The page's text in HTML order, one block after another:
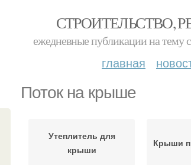
СТРОИТЕЛЬСТВО,
ежедневные публикации на тему
главная
Поток на крыше
Утеплитель для
крыши
Крыши